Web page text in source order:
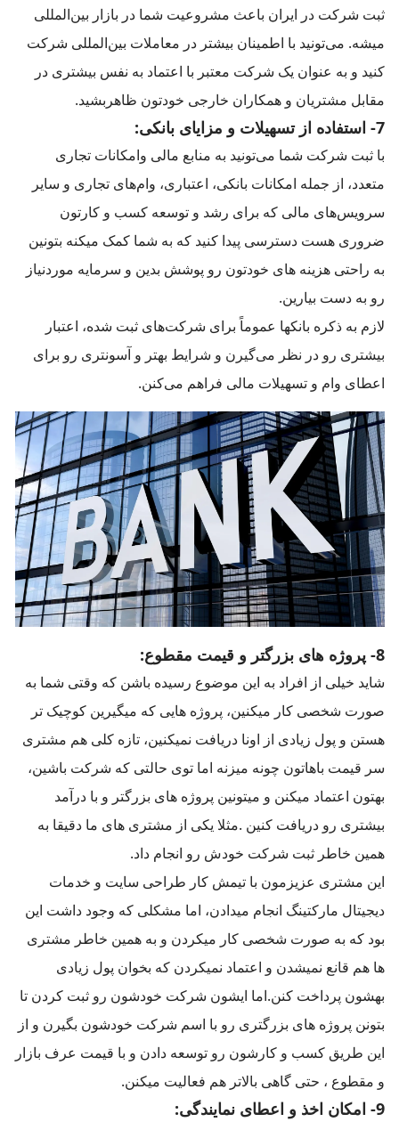
ثبت شرکت در ایران باعث مشروعیت شما در بازار بین‌المللی
میشه. می‌تونید با اطمینان بیشتر در معاملات بین‌المللی شرکت
کنید و به عنوان یک شرکت معتبر با اعتماد به نفس بیشتری در
مقابل مشتریان و همکاران خارجی خودتون ظاهربشید.
7- استفاده از تسهیلات و مزایای بانکی:
با ثبت شرکت شما می‌تونید به منابع مالی وامکانات تجاری
متعدد، از جمله امکانات بانکی، اعتباری، وام‌های تجاری و سایر
سرویس‌های مالی که برای رشد و توسعه کسب و کارتون
ضروری هست دسترسی پیدا کنید که به شما کمک میکنه بتونین
به راحتی هزینه های خودتون رو پوشش بدین و سرمایه موردنیاز
رو به دست بیارین.
لازم به ذکره بانکها عموماً برای شرکت‌های ثبت شده، اعتبار
بیشتری رو در نظر می‌گیرن و شرایط بهتر و آسونتری رو برای
اعطای وام و تسهیلات مالی فراهم می‌کنن.
8- پروژه های بزرگتر و قیمت مقطوع:
شاید خیلی از افراد به این موضوع رسیده باشن که وقتی شما به
صورت شخصی کار میکنین، پروژه هایی که میگیرین کوچیک تر
هستن و پول زیادی از اونا دریافت نمیکنین، تازه کلی هم مشتری
سر قیمت باهاتون چونه میزنه اما توی حالتی که شرکت باشین،
بهتون اعتماد میکنن و میتونین پروژه های بزرگتر و با درآمد
بیشتری رو دریافت کنین .مثلا یکی از مشتری های ما دقیقا به
همین خاطر ثبت شرکت خودش رو انجام داد.
این مشتری عزیزمون با تیمش کار طراحی سایت و خدمات
دیجیتال مارکتینگ انجام میدادن، اما مشکلی که وجود داشت این
بود که به صورت شخصی کار میکردن و به همین خاطر مشتری
ها هم قانع نمیشدن و اعتماد نمیکردن که بخوان پول زیادی
بهشون پرداخت کنن.اما ایشون شرکت خودشون رو ثبت کردن تا
بتونن پروژه های بزرگتری رو با اسم شرکت خودشون بگیرن و از
این طریق کسب و کارشون رو توسعه دادن و با قیمت عرف بازار
و مقطوع ، حتی گاهی بالاتر هم فعالیت میکنن.
9- امکان اخذ و اعطای نمایندگی: